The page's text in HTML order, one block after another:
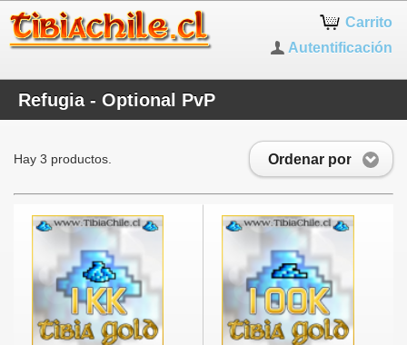
Carrito
Autentificación
Refugia - Optional PvP
Ordenar por
Hay 3 productos.